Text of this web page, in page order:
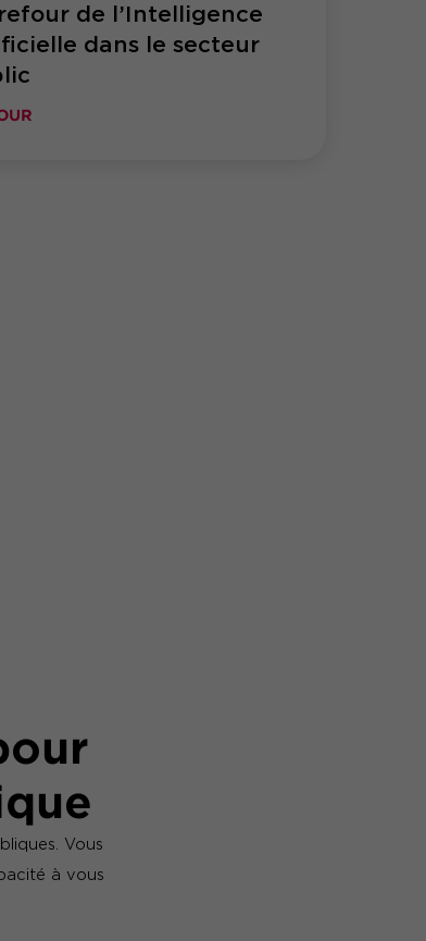
de l’Intelligence
dans le secteur
Vous
à vous